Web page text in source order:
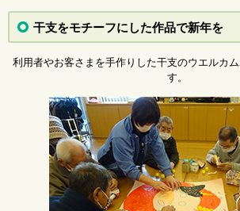
干支をモチーフにした作品で新年を
利用者やお客さまを手作りした干支のウエルカ
す。